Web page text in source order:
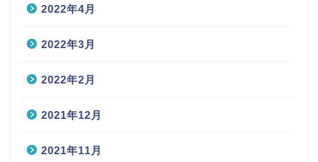
2022年4月
2022年3月
2022年2月
2021年12月
2021年11月